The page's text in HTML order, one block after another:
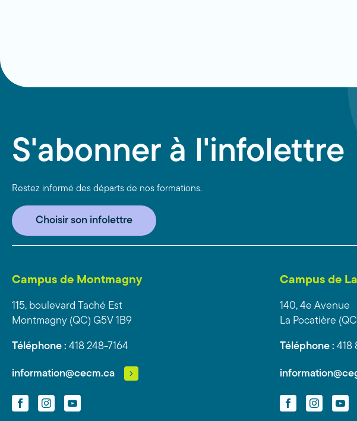
S'abonner à l'infolettre
Restez informé des départs de nos formations.
Choisir son infolettre
Campus de Montmagny
115, boulevard Taché Est
Montmagny (QC) G5V 1B9
Téléphone : 418 248-7164
information@cecm.ca
FacebookInstagramYouTube
Campus de
140, 4e Avenue
La Pocatière
Téléphone : 418
FacebookInstagram